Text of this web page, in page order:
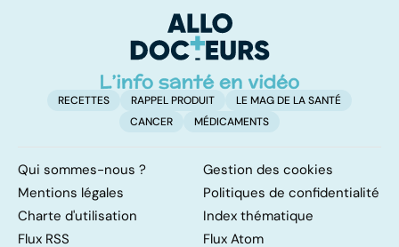
RECETTES RAPPEL PRODUIT
LE MAG DE LA SANTÉ
CANCER
MÉDICAMENTS
Qui sommes-nous ?
Gestion des cookies
Mentions légales
Politiques de confidentialité
Charte d'utilisation
Index thématique
Flux RSS
Flux Atom